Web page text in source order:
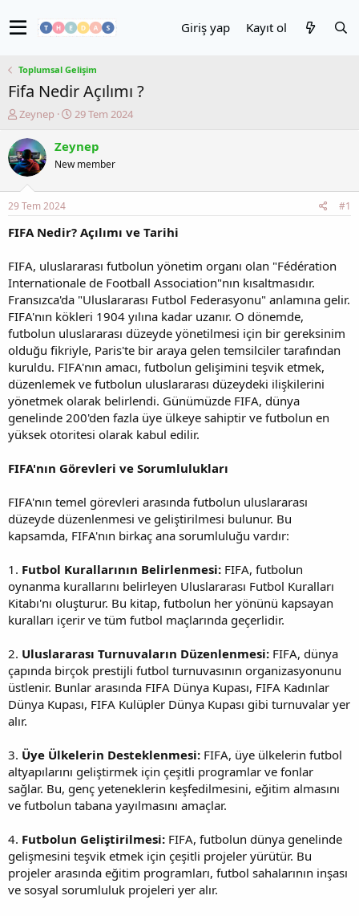
Giriş yap Kayıt ol
Toplumsal Gelişim
Fifa Nedir Açılımı ?
K
n
u
y
b
ş
t
a
n
Zeynep
B
ş
a
ç
r
i
h
i
29 Tem 2024
Zeynep
New member
29 Tem 2024 #1
FIFA Nedir? Açılımı ve Tarihi
FIFA, uluslararası futbolun yönetim organı olan "Fédération
Internationale de Football Association"nın kısaltmasıdır.
Fransızca'da "Uluslararası Futbol Federasyonu" anlamına gelir.
FIFA'nın kökleri 1904 yılına kadar uzanır. O dönemde,
futbolun uluslararası düzeyde yönetilmesi için bir gereksinim
olduğu fikriyle, Paris'te bir araya gelen temsilciler tarafından
kuruldu. FIFA'nın amacı, futbolun gelişimini teşvik etmek,
düzenlemek ve futbolun uluslararası düzeydeki ilişkilerini
yönetmek olarak belirlendi. Günümüzde FIFA, dünya
genelinde 200'den fazla üye ülkeye sahiptir ve futbolun en
yüksek otoritesi olarak kabul edilir.
FIFA'nın Görevleri ve Sorumlulukları
FIFA'nın temel görevleri arasında futbolun uluslararası
düzeyde düzenlenmesi ve geliştirilmesi bulunur. Bu
kapsamda, FIFA'nın birkaç ana sorumluluğu vardır:
1. Futbol Kurallarının Belirlenmesi: FIFA, futbolun
oynanma kurallarını belirleyen Uluslararası Futbol Kuralları
Kitabı'nı oluşturur. Bu kitap, futbolun her yönünü kapsayan
kuralları içerir ve tüm futbol maçlarında geçerlidir.
2. Uluslararası Turnuvaların Düzenlenmesi: FIFA, dünya
çapında birçok prestijli futbol turnuvasının organizasyonunu
üstlenir. Bunlar arasında FIFA Dünya Kupası, FIFA Kadınlar
Dünya Kupası, FIFA Kulüpler Dünya Kupası gibi turnuvalar yer
alır.
3. Üye Ülkelerin Desteklenmesi: FIFA, üye ülkelerin futbol
altyapılarını geliştirmek için çeşitli programlar ve fonlar
sağlar. Bu, genç yeteneklerin keşfedilmesini, eğitim almasını
ve futbolun tabana yayılmasını amaçlar.
4. Futbolun Geliştirilmesi: FIFA, futbolun dünya genelinde
gelişmesini teşvik etmek için çeşitli projeler yürütür. Bu
projeler arasında eğitim programları, futbol sahalarının inşası
ve sosyal sorumluluk projeleri yer alır.